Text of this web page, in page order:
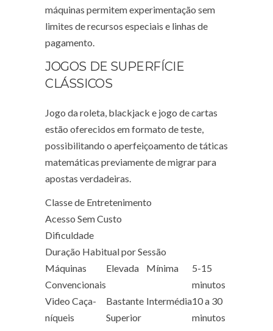
máquinas permitem experimentação sem
limites de recursos especiais e linhas de
pagamento.
JOGOS DE SUPERFÍCIE
CLÁSSICOS
Jogo da roleta, blackjack e jogo de cartas
estão oferecidos em formato de teste,
possibilitando o aperfeiçoamento de táticas
matemáticas previamente de migrar para
apostas verdadeiras.
Classe de Entretenimento
Acesso Sem Custo
Dificuldade
Duração Habitual por Sessão
Máquinas
Convencionais
Elevada Mínima
5-15
minutos
Video Caça-
níqueis
Bastante
Superior
Intermédia10 a 30
minutos